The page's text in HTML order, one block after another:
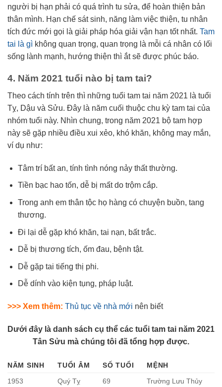
người bị hạn phải có quá trình tu sửa, để hoàn thiện bản
thân mình. Hạn chế sát sinh, năng làm việc thiện, tu nhân
tích đức mới gọi là giải pháp hóa giải vận hạn tốt nhất. Tam
tai là gì không quan trọng, quan trọng là mỗi cá nhân có lối
sống lành mạnh, hướng thiện thì ắt sẽ được phúc báo.
4. Năm 2021 tuổi nào bị tam tai?
Theo cách tính trên thì những tuổi tam tai năm 2021 là tuổi
Tỵ, Dậu và Sửu. Đây là năm cuối thuộc chu kỳ tam tai của
nhóm tuổi này. Nhìn chung, trong năm 2021 bộ tam hợp
này sẽ gặp nhiều điều xui xẻo, khó khăn, không may mắn,
ví dụ như:
Tâm trí bất an, tính tình nóng nảy thất thường.
Tiền bạc hao tốn, dễ bị mất do trộm cắp.
Trong anh em thân tộc họ hàng có chuyện buồn, tang
thương.
Đi lại dễ gặp khó khăn, tai nạn, bất trắc.
Dễ bị thương tích, ốm đau, bệnh tật.
Dễ gặp tai tiếng thị phi.
Dễ dính vào kiện tụng, pháp luật.
>>> Xem thêm: Thủ tục về nhà mới nên biết
Dưới đây là danh sách cụ thể các tuổi tam tai năm 2021
Tân Sửu mà chúng tôi đã tổng hợp được.
NĂM SINH TUỔI ÂM SỐ TUỔI
MỆNH
1953
Quý Tỵ 69 Trường Lưu Thủy